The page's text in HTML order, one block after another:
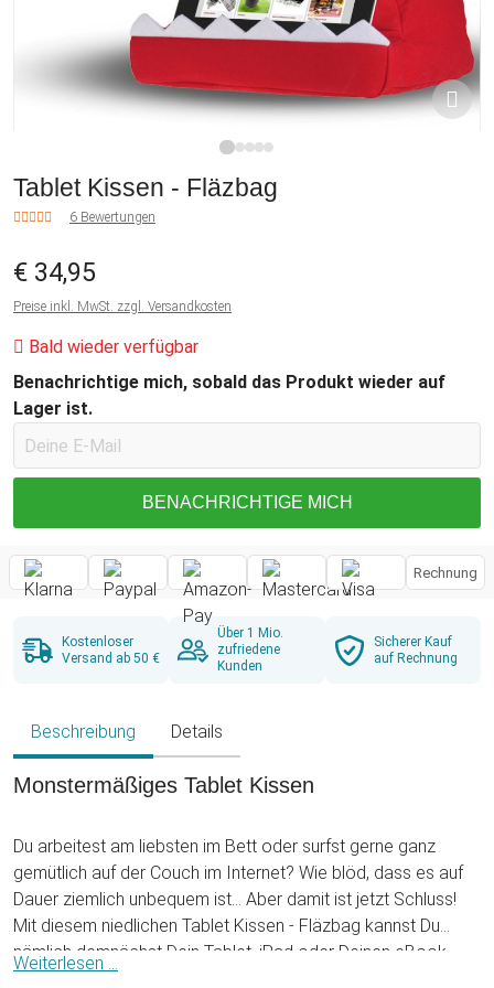
Tablet Kissen - Fläzbag
6 Bewertungen
€ 34,95
Preise inkl. MwSt. zzgl. Versandkosten
Bald wieder verfügbar
Benachrichtige mich, sobald das Produkt wieder auf
Lager ist.
BENACHRICHTIGE MICH
Rechnung
Kostenloser
Versand ab 50 €
Über 1 Mio.
zufriedene
Kunden
Sicherer Kauf
auf Rechnung
Beschreibung Details
Monstermäßiges Tablet Kissen
Du arbeitest am liebsten im Bett oder surfst gerne ganz
gemütlich auf der Couch im Internet? Wie blöd, dass es auf
Dauer ziemlich unbequem ist... Aber damit ist jetzt Schluss!
Mit diesem niedlichen Tablet Kissen - Fläzbag kannst Du
nämlich demnächst Dein Tablet, iPad oder Deinen eBook
Weiterlesen ...